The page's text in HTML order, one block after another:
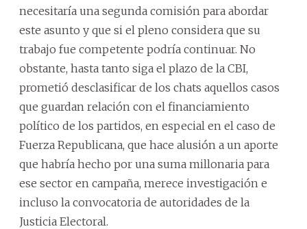
necesitaría una segunda comisión para abordar
este asunto y que si el pleno considera que su
trabajo fue competente podría continuar. No
obstante, hasta tanto siga el plazo de la CBI,
prometió desclasificar de los chats aquellos casos
que guardan relación con el financiamiento
político de los partidos, en especial en el caso de
Fuerza Republicana, que hace alusión a un aporte
que habría hecho por una suma millonaria para
ese sector en campaña, merece investigación e
incluso la convocatoria de autoridades de la
Justicia Electoral.